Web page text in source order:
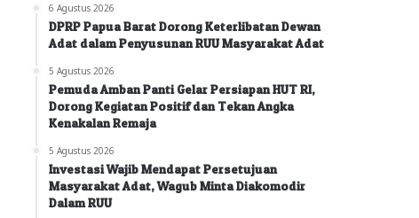
6 Agustus 2026
DPRP Papua Barat Dorong Keterlibatan Dewan
Adat dalam Penyusunan RUU Masyarakat Adat
5 Agustus 2026
Pemuda Amban Panti Gelar Persiapan HUT RI,
Dorong Kegiatan Positif dan Tekan Angka
Kenakalan Remaja
5 Agustus 2026
Investasi Wajib Mendapat Persetujuan
Masyarakat Adat, Wagub Minta Diakomodir
Dalam RUU